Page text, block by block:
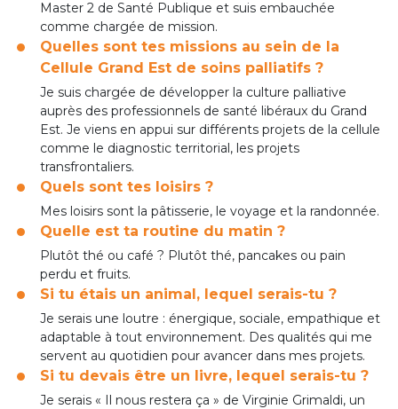
Master 2 de Santé Publique et suis embauchée
comme chargée de mission.
Quelles sont tes missions au sein de la
Cellule Grand Est de soins palliatifs ?
Je suis chargée de développer la culture palliative
auprès des professionnels de santé libéraux du Grand
Est. Je viens en appui sur différents projets de la cellule
comme le diagnostic territorial, les projets
transfrontaliers.
Quels sont tes loisirs ?
Mes loisirs sont la pâtisserie, le voyage et la randonnée.
Quelle est ta routine du matin ?
Plutôt thé ou café ? Plutôt thé, pancakes ou pain
perdu et fruits.
Si tu étais un animal, lequel serais-tu ?
Je serais une loutre : énergique, sociale, empathique et
adaptable à tout environnement. Des qualités qui me
servent au quotidien pour avancer dans mes projets.
Si tu devais être un livre, lequel serais-tu ?
Je serais « Il nous restera ça » de Virginie Grimaldi, un